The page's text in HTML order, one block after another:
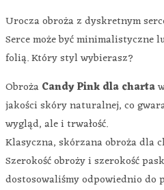
Urocza obroża z dyskretnym
Serce może być minimalistyczne
folią. Który styl wybierasz?
ObrożaCandy Pink dla charta
jakości skóry naturalnej, co
wygląd, ale i trwałość.
Klasyczna, skórzana obroża dla
Szerokość obroży i szerokość
dostosowaliśmy odpowiednio do